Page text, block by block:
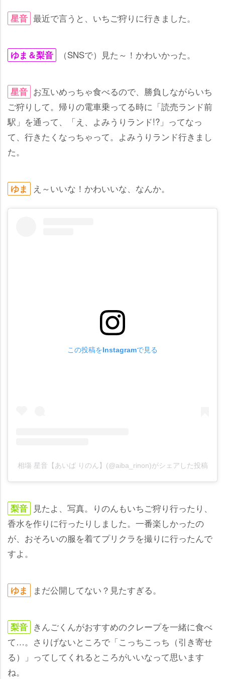
星音 最近で言うと、いちご狩りに行きました。
ゆま＆梨音 （SNSで）見た～！かわいかった。
星音 お互いめっちゃ食べるので、勝負しながらいち
ご狩りして。帰りの電車乗ってる時に「読売ランド前
駅」を通って、「え、よみうりランド!?」ってなっ
て、行きたくなっちゃって。よみうりランド行きまし
た。
ゆま え～いいな！かわいいな、なんか。
この投稿をInstagramで見る
相塲 星音【あいば りのん】(@aiba_rinon)がシェアした投稿
梨音 見たよ、写真。りのんもいちご狩り行ったり、
香水を作りに行ったりしました。一番楽しかったの
が、おそろいの服を着てプリクラを撮りに行ったんで
すよ。
ゆま まだ公開してない？見たすぎる。
梨音 きんごくんがおすすめのクレープを一緒に食べ
て…。さりげないところで「こっちこっち（引き寄せ
る）」ってしてくれるところがいいなって思います
ね。